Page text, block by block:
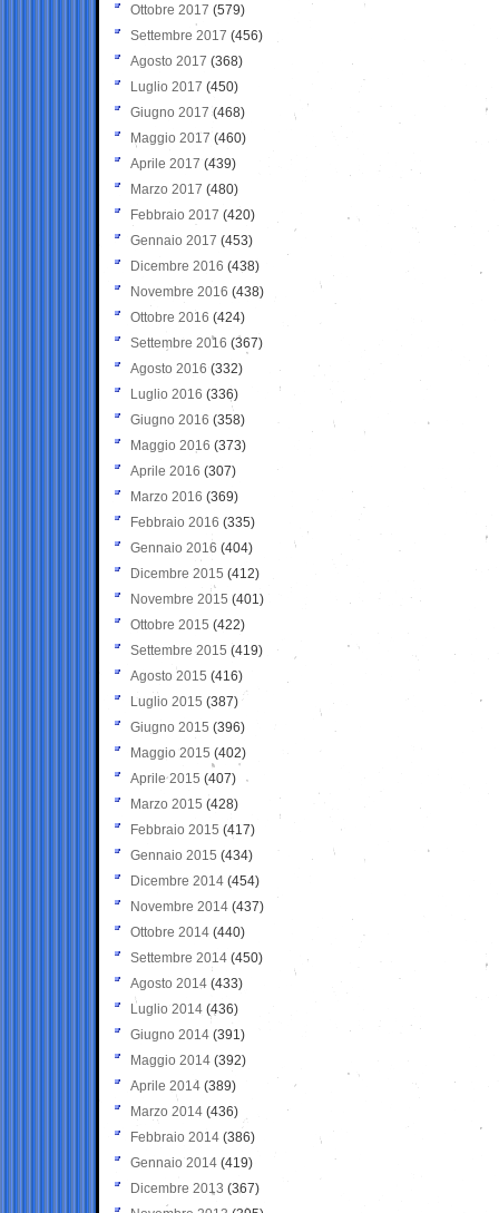
Ottobre 2017 (579)
Settembre 2017 (456)
Agosto 2017 (368)
Luglio 2017 (450)
Giugno 2017 (468)
Maggio 2017 (460)
Aprile 2017 (439)
Marzo 2017 (480)
Febbraio 2017 (420)
Gennaio 2017 (453)
Dicembre 2016 (438)
Novembre 2016 (438)
Ottobre 2016 (424)
Settembre 2016 (367)
Agosto 2016 (332)
Luglio 2016 (336)
Giugno 2016 (358)
Maggio 2016 (373)
Aprile 2016 (307)
Marzo 2016 (369)
Febbraio 2016 (335)
Gennaio 2016 (404)
Dicembre 2015 (412)
Novembre 2015 (401)
Ottobre 2015 (422)
Settembre 2015 (419)
Agosto 2015 (416)
Luglio 2015 (387)
Giugno 2015 (396)
Maggio 2015 (402)
Aprile 2015 (407)
Marzo 2015 (428)
Febbraio 2015 (417)
Gennaio 2015 (434)
Dicembre 2014 (454)
Novembre 2014 (437)
Ottobre 2014 (440)
Settembre 2014 (450)
Agosto 2014 (433)
Luglio 2014 (436)
Giugno 2014 (391)
Maggio 2014 (392)
Aprile 2014 (389)
Marzo 2014 (436)
Febbraio 2014 (386)
Gennaio 2014 (419)
Dicembre 2013 (367)